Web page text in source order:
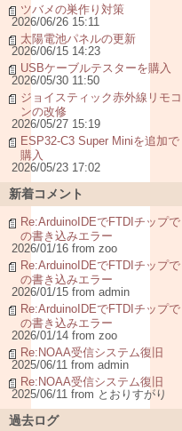
ツバメの巣作り対策
2026/06/26 15:11
太陽電池パネルの更新
2026/06/15 14:23
USBケーブルテスターを購入
2026/05/30 11:50
ジョイスティック赤外線リモコ
ンの改修
2026/05/27 15:19
ESP32-C3 Super Miniを追加で
購入
2026/05/23 17:02
新着コメント
Re:ArduinoIDEでFTDIチップで
の書き込みエラー
2026/01/16 from zoo
Re:ArduinoIDEでFTDIチップで
の書き込みエラー
2026/01/15 from admin
Re:ArduinoIDEでFTDIチップで
の書き込みエラー
2026/01/14 from zoo
Re:NOAA受信システム復旧
2025/06/11 from admin
Re:NOAA受信システム復旧
2025/06/11 from とおりすがり
過去ログ